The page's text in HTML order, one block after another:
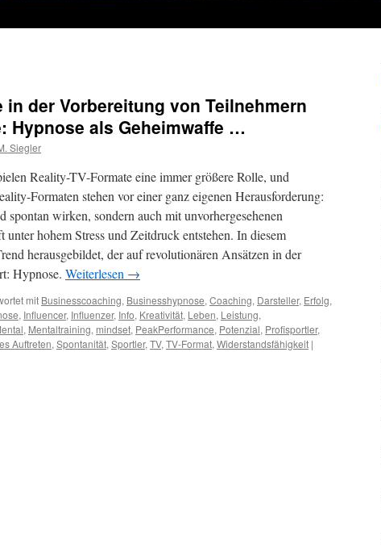
der Vorbereitung von Teilnehmern
Hypnose als Geheimwaffe …
Siegler
Reality-TV-Formate eine immer größere Rolle, und
Formaten stehen vor einer ganz eigenen Herausforderung:
spontan wirken, sondern auch mit unvorhergesehenen
hohem Stress und Zeitdruck entstehen. In diesem
herausgebildet, der auf revolutionären Ansätzen in der
Hypnose. Weiterlesen →
mit Businesscoaching, Businesshypnose, Coaching, Darsteller, Erfolg,
, Influencer, Influenzer, Info, Kreativität, Leben, Leistung,
, Mentaltraining, mindset, PeakPerformance, Potenzial, Profisportler,
Auftreten, Spontanität, Sportler, TV, TV-Format, Widerstandsfähigkeit |